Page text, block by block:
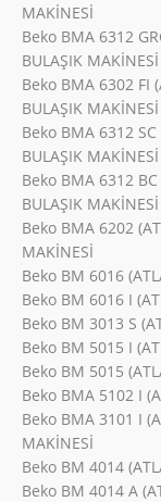
MAKİNESİ
Beko BMA 6312
BULAŞIK MAKİNESİ
Beko BMA 6302 FI
BULAŞIK MAKİNESİ
Beko BMA 6312 SC
BULAŞIK MAKİNESİ
Beko BMA 6312 BC
BULAŞIK MAKİNESİ
Beko BMA 6202
MAKİNESİ
Beko BM 6016
Beko BM 6016 I
Beko BM 3013 S
Beko BM 5015 I
Beko BM 5015
Beko BMA 5102 I
Beko BMA 3101 I
MAKİNESİ
Beko BM 4014
Beko BM 4014 A